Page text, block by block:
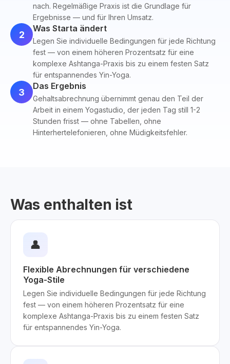
nach. Regelmäßige Praxis ist die Grundlage für
Ergebnisse — und für Ihren Umsatz.
2
Was Starta ändert
Legen Sie individuelle Bedingungen für jede Richtung
fest — von einem höheren Prozentsatz für eine
komplexe Ashtanga-Praxis bis zu einem festen Satz
für entspannendes Yin-Yoga.
3
Das Ergebnis
Gehaltsabrechnung übernimmt genau den Teil der
Arbeit in einem Yogastudio, der jeden Tag still 1-2
Stunden frisst — ohne Tabellen, ohne
Hinterhertelefonieren, ohne Müdigkeitsfehler.
Was enthalten ist
👤
Flexible Abrechnungen für verschiedene
Yoga-Stile
Legen Sie individuelle Bedingungen für jede Richtung
fest — von einem höheren Prozentsatz für eine
komplexe Ashtanga-Praxis bis zu einem festen Satz
für entspannendes Yin-Yoga.